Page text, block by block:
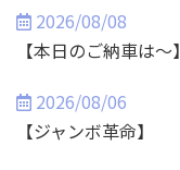
2026/08/08
【本日のご納車は～】
2026/08/06
【ジャンボ革命】